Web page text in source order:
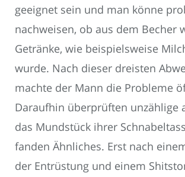
geeignet sein und man könne
nachweisen, ob aus dem Becher
Getränke, wie beispielsweise
wurde. Nach dieser dreisten
machte der Mann die Probleme
Daraufhin überprüften unzählige
das Mundstück ihrer
fanden Ähnliches. Erst nach
der Entrüstung und einem